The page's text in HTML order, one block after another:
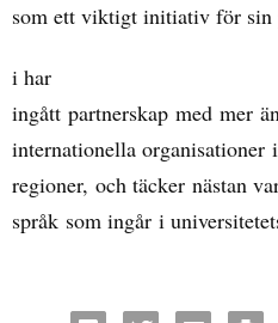
som ett viktigt initiativ för sin
i har
ingått partnerskap med mer än
internationella organisationer
regioner, och täcker nästan
språk som ingår i